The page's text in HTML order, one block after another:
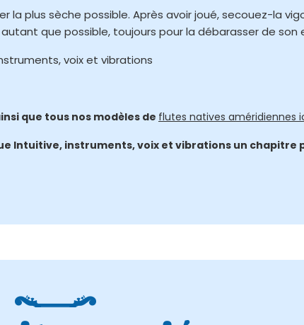
la plus sèche possible. Après avoir joué, secouez-la
que possible, toujours pour la débarasser de son
voix et vibrations
que tous nos modèles de flutes natives améridiennes
Intuitive, instruments, voix et vibrations un chapitre